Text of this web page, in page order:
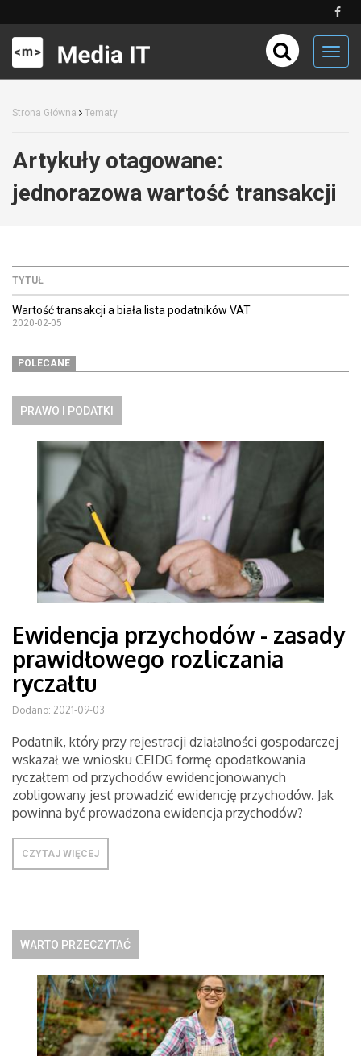
Strona Główna Tematy
Artykuły otagowane:
jednorazowa wartość transakcji
TYTUŁ
Wartość transakcji a biała lista podatników VAT
2020-02-05
POLECANE
PRAWO I PODATKI
Ewidencja przychodów - zasady
prawidłowego rozliczania
ryczałtu
Dodano: 2021-09-03
Podatnik, który przy rejestracji działalności gospodarczej
wskazał we wniosku CEIDG formę opodatkowania
ryczałtem od przychodów ewidencjonowanych
zobligowany jest prowadzić ewidencję przychodów. Jak
powinna być prowadzona ewidencja przychodów?
CZYTAJ WIĘCEJ
WARTO PRZECZYTAĆ